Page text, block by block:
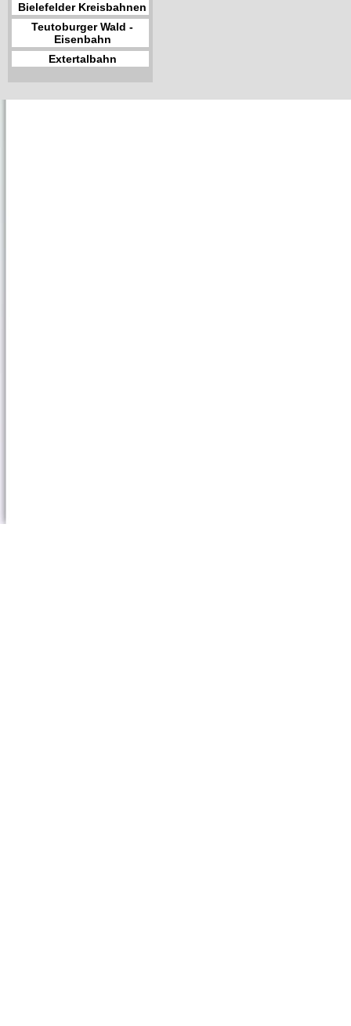
Bielefelder Kreisbahnen
Teutoburger Wald -
Eisenbahn
Extertalbahn